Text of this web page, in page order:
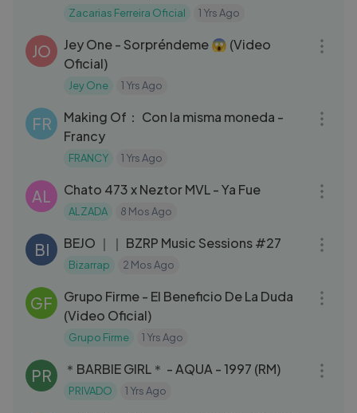
Zacarias Ferreira Oficial 1 Yrs Ago
JO
Jey One - Sorpréndeme 😱 (Video
Oficial)
Jey One 1 Yrs Ago
FR
Making Of： Con la misma moneda -
Francy
FRANCY 1 Yrs Ago
AL Chato 473 x Neztor MVL - Ya Fue
ALZADA 8 Mos Ago
BI BEJO ｜｜ BZRP Music Sessions #27
Bizarrap 2 Mos Ago
GF
Grupo Firme - El Beneficio De La Duda
(Video Oficial)
Grupo Firme 1 Yrs Ago
PR ＊BARBIE GIRL＊ - AQUA - 1997 (RM)
PRIVADO 1 Yrs Ago